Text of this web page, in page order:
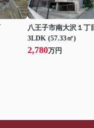
八王子市南大沢１丁
3LDK (57.33㎡)
2,780万円